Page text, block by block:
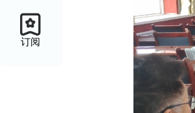
订阅